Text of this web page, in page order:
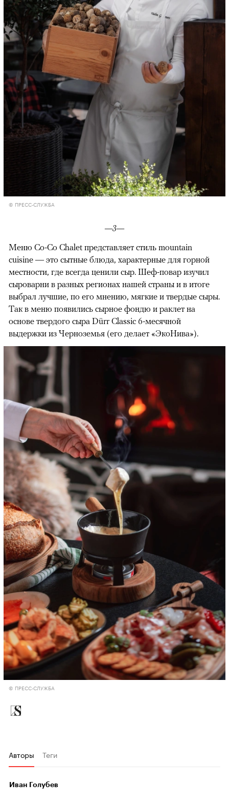
© ПРЕСС-СЛУЖБА
—3—
Меню Co-Co Chalet представляет стиль mountain
cuisine — это сытные блюда, характерные для горной
местности, где всегда ценили сыр. Шеф-повар изучил
сыроварни в разных регионах нашей страны и в итоге
выбрал лучшие, по его мнению, мягкие и твердые сыры.
Так в меню появились сырное фондю и раклет на
основе твердого сыра Dürr Classic 6-месячной
выдержки из Черноземья (его делает «ЭкоНива»).
© ПРЕСС-СЛУЖБА
Авторы Теги
Иван Голубев